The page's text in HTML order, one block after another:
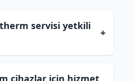
servisi yetkili
+
cihazlar için hizmet